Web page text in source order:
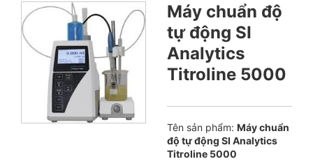
Máy chuẩn độ
tự động SI
Analytics
Titroline 5000
Tên sản phẩm: Máy chuẩn
độ tự động SI Analytics
Titroline 5000